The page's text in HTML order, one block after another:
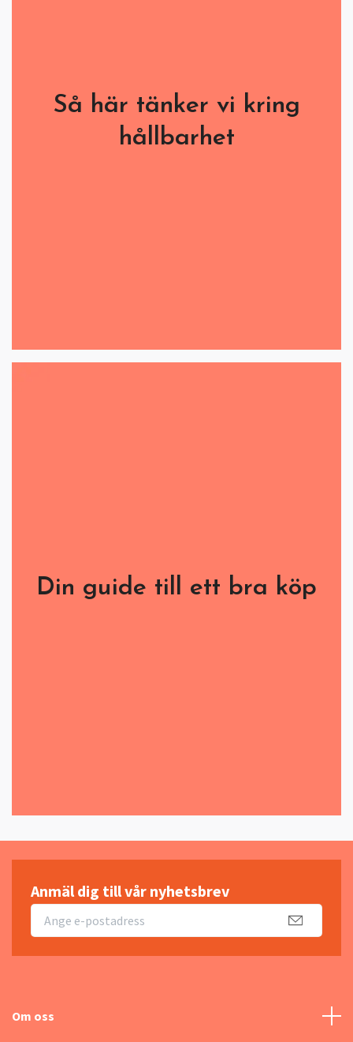
Så här tänker vi kring
hållbarhet
Din guide till ett bra köp
Anmäl dig till vår nyhetsbrev
Om oss